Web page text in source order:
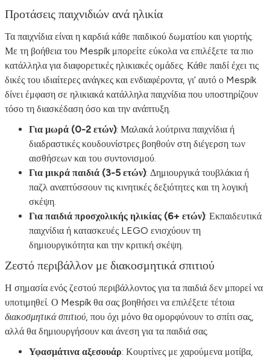
Προτάσεις παιχνιδιών ανά ηλικία
Τα παιχνίδια είναι η καρδιά κάθε παιδικού δωματίου και γιορτής.
Με τη βοήθεια του Mespík μπορείτε εύκολα να επιλέξετε τα πιο
κατάλληλα για διαφορετικές ηλικιακές ομάδες. Κάθε παιδί έχει τις
δικές του ιδιαίτερες ανάγκες και ενδιαφέροντα, γι’ αυτό ο Mespík
δίνει έμφαση σε ηλικιακά κατάλληλα παιχνίδια που υποστηρίζουν
τόσο τη διασκέδαση όσο και την ανάπτυξη.
Για μωρά (0-2 ετών): Μαλακά λούτρινα παιχνίδια ή
διαδραστικές κουδουνίστρες βοηθούν στη διέγερση των
αισθήσεων και του συντονισμού.
Για μικρά παιδιά (3-5 ετών): Δημιουργικά τουβλάκια ή
παζλ αναπτύσσουν τις κινητικές δεξιότητες και τη λογική
σκέψη.
Για παιδιά προσχολικής ηλικίας (6+ ετών): Εκπαιδευτικά
παιχνίδια ή κατασκευές LEGO ενισχύουν τη
δημιουργικότητα και την κριτική σκέψη.
Ζεστό περιβάλλον με διακοσμητικά σπιτιού
Η σημασία ενός ζεστού περιβάλλοντος για τα παιδιά δεν μπορεί να
υποτιμηθεί. Ο Mespík θα σας βοηθήσει να επιλέξετε τέτοια
διακοσμητικά σπιτιού , που όχι μόνο θα ομορφύνουν το σπίτι σας,
αλλά θα δημιουργήσουν και άνεση για τα παιδιά σας.
Υφασμάτινα αξεσουάρ: Κουρτίνες με χαρούμενα μοτίβα,